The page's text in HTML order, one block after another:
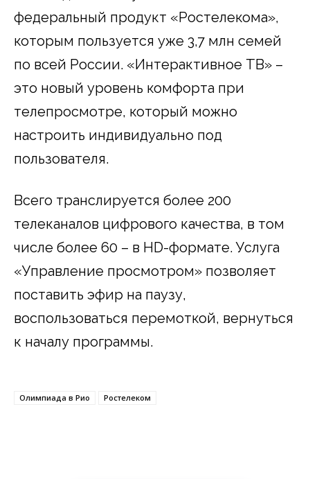
федеральный продукт «Ростелекома»,
которым пользуется уже 3,7 млн семей
по всей России. «Интерактивное ТВ» –
это новый уровень комфорта при
телепросмотре, который можно
настроить индивидуально под
пользователя.
Всего транслируется более 200
телеканалов цифрового качества, в том
числе более 60 – в HD-формате. Услуга
«Управление просмотром» позволяет
поставить эфир на паузу,
воспользоваться перемоткой, вернуться
к началу программы.
Олимпиада в Рио Ростелеком